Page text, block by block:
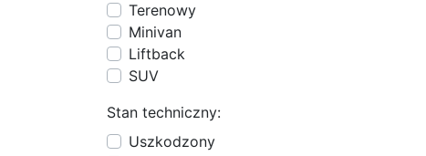
Terenowy
Minivan
Liftback
SUV
Stan techniczny:
Uszkodzony